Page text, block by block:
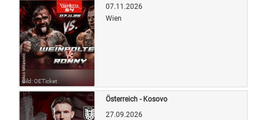
Bild: OETicket
07.11.2026
Wien
Österreich - Kosovo
27.09.2026